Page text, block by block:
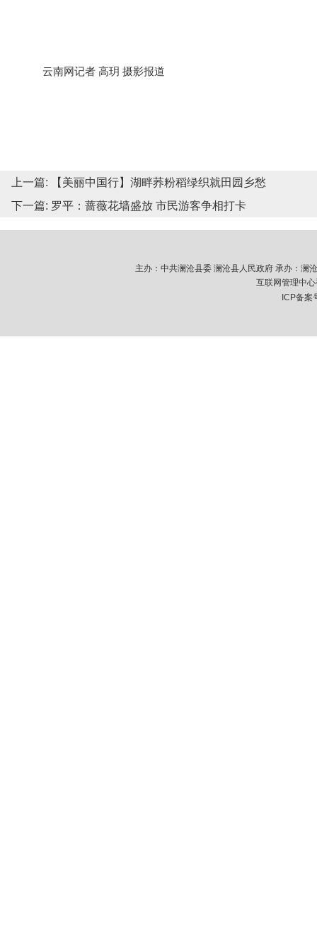
云南网记者 高玥 摄影报道
上一篇:
【美丽中国行】湖畔荞粉稻绿织就田园乡愁
下一篇: 罗平：蔷薇花墙盛放 市民游客争相打卡
主办：中共澜沧县委 澜沧县人民政府 承办：澜
互联网管理中
ICP备案